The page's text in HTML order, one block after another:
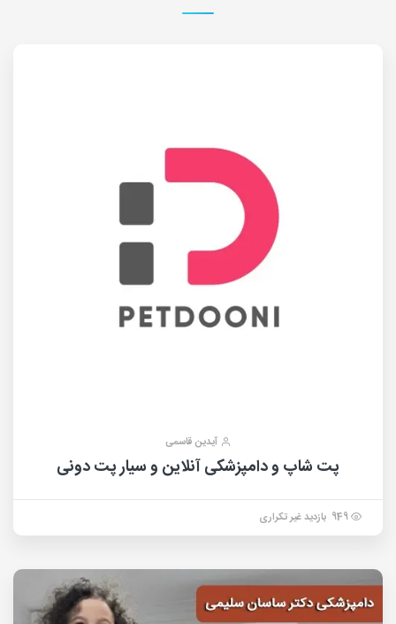
آیدین قاسمی
پت شاپ و دامپزشکی آنلاین و سیار پت دونی
949 بازدید غیر تکراری